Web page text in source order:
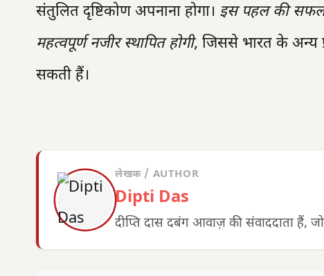
संतुलित दृष्टिकोण अपनाना होगा। इस पहल की
महत्वपूर्ण नजीर स्थापित होगी, जिससे भारत के अन्य
सकती हैं।
लेखक / AUTHOR
Dipti Das
दीप्ति दास दबंग आवाज़ की संवाददाता हैं,